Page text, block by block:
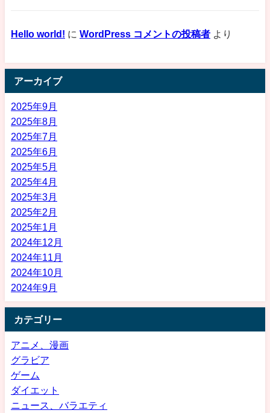
Hello world! に WordPress コメントの投稿者 より
アーカイブ
2025年9月
2025年8月
2025年7月
2025年6月
2025年5月
2025年4月
2025年3月
2025年2月
2025年1月
2024年12月
2024年11月
2024年10月
2024年9月
カテゴリー
アニメ、漫画
グラビア
ゲーム
ダイエット
ニュース、バラエティ